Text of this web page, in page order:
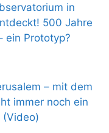
in
500 Jahre
ein Prototyp?
– mit dem
immer noch ein
(Video)